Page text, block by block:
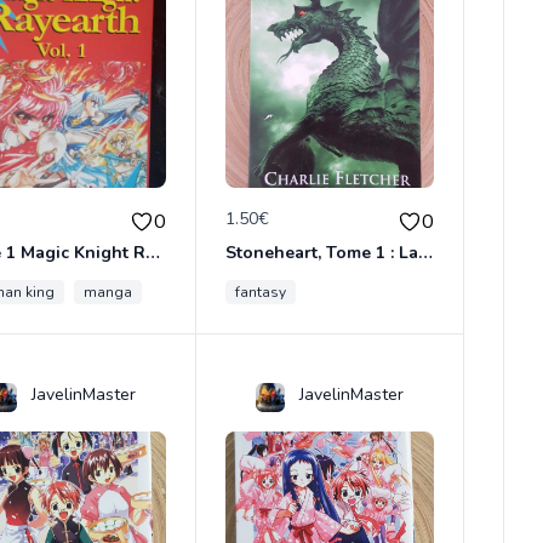
cercle
0
Tome 1 Magic Knight Rayearth
king manga
1.50€ 0
Stoneheart, Tome 1 : La Malédiction de pierre
fantasy
JavelinMaster JavelinMaster